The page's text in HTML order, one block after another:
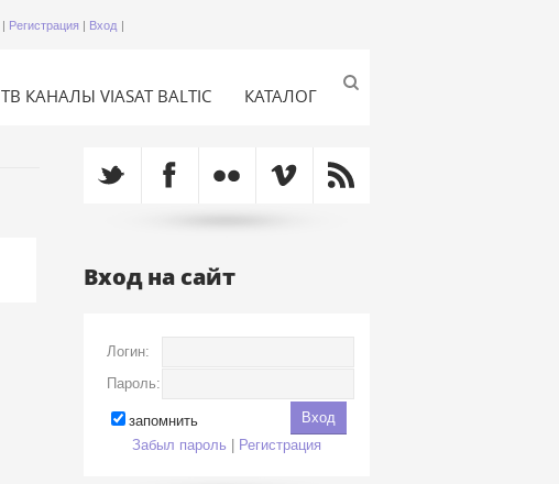
| Регистрация | Вход |
ТВ КАНАЛЫ VIASAT BALTIC КАТАЛОГ
Вход на сайт
Логин:
Пароль:
запомнить
Забыл пароль
Регистрация